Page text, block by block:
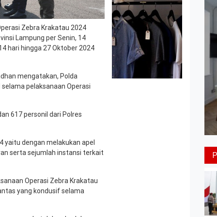
Zebra Krakatau 2024
Lampung per Senin, 14
hari hingga 27 Oktober 2024
mengatakan, Polda
pelaksanaan Operasi
617 personil dari Polres
yaitu dengan melakukan apel
serta sejumlah instansi terkait
Operasi Zebra Krakatau
yang kondusif selama